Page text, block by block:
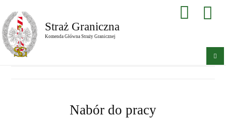
Straż Graniczna
Komenda Główna Straży Granicznej
Nabór do pracy